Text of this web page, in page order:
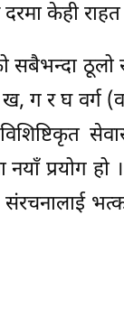
दरमा केही
सबैभन्दा
ग र घ वर्ग
प्रयोग